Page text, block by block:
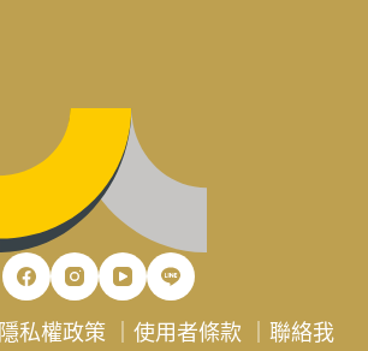
隱私權政策 ｜使用者條款 ｜聯絡我